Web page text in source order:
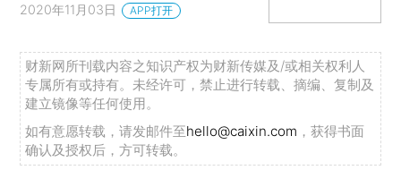
2020年11月03日 APP打开
财新网所刊载内容之知识产权为财新传媒及/或相关权利人
专属所有或持有。未经许可，禁止进行转载、摘编、复制及
建立镜像等任何使用。
如有意愿转载，请发邮件至hello@caixin.com ，获得书面
确认及授权后，方可转载。